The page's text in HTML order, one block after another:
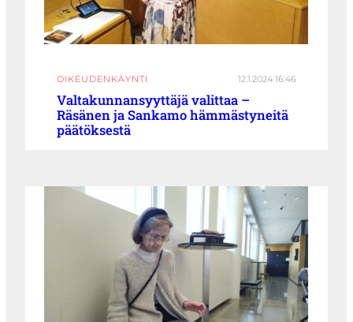
OIKEUDENKÄYNTI 12.1.2024 16:46
Valtakunnansyyttäjä valittaa –
Räsänen ja Sankamo hämmästyneitä
päätöksestä